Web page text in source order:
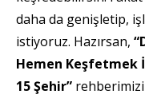
daha da genişletip,
istiyoruz. Hazırsan,
Hemen Keşfetmek
15 Şehir” rehberimizi